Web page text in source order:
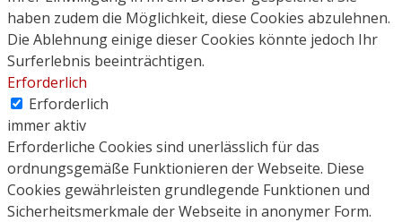
haben zudem die Möglichkeit, diese Cookies abzulehnen.
Die Ablehnung einige dieser Cookies könnte jedoch Ihr
Surferlebnis beeinträchtigen.
Erforderlich
Erforderlich
immer aktiv
Erforderliche Cookies sind unerlässlich für das
ordnungsgemäße Funktionieren der Webseite. Diese
Cookies gewährleisten grundlegende Funktionen und
Sicherheitsmerkmale der Webseite in anonymer Form.